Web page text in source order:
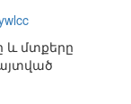
և մտքերը